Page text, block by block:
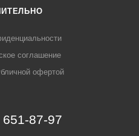
соглашение
офертой
87-97